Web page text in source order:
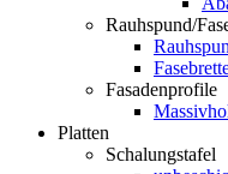
Rauhspund/
Fasadenprofile
Platten
Schalungstafel